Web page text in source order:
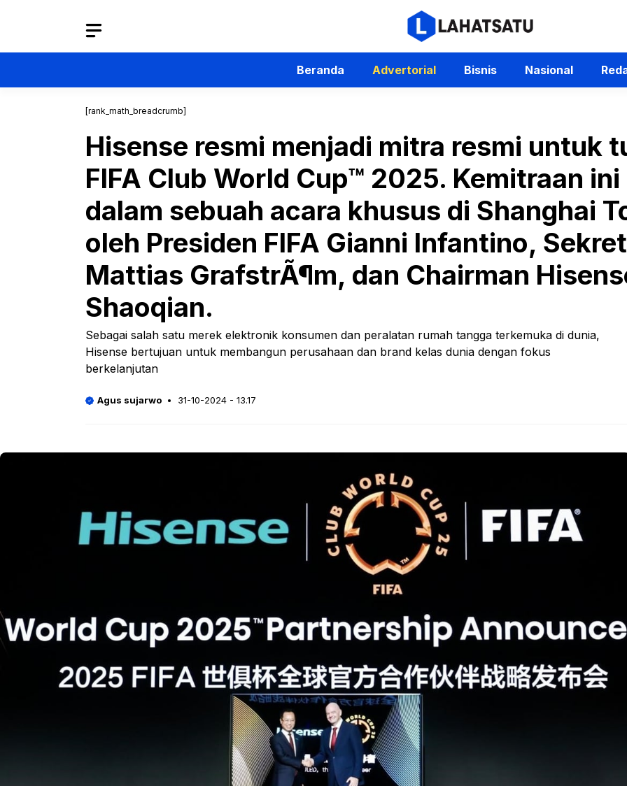
Beranda
Advertorial Bisnis Nasional
[rank_math_breadcrumb]
Hisense resmi menjadi mitra resmi untuk
FIFA Club World Cup™ 2025. Kemitraan
dalam sebuah acara khusus di Shanghai
oleh Presiden FIFA Gianni Infantino,
Mattias GrafstrÃ¶m, dan Chairman
Shaoqian.
Sebagai salah satu merek elektronik konsumen dan peralatan rumah tangga terkemuka di dunia,
Hisense bertujuan untuk membangun perusahaan dan brand kelas dunia dengan fokus
berkelanjutan
Agus sujarwo 31-10-2024 - 13.17